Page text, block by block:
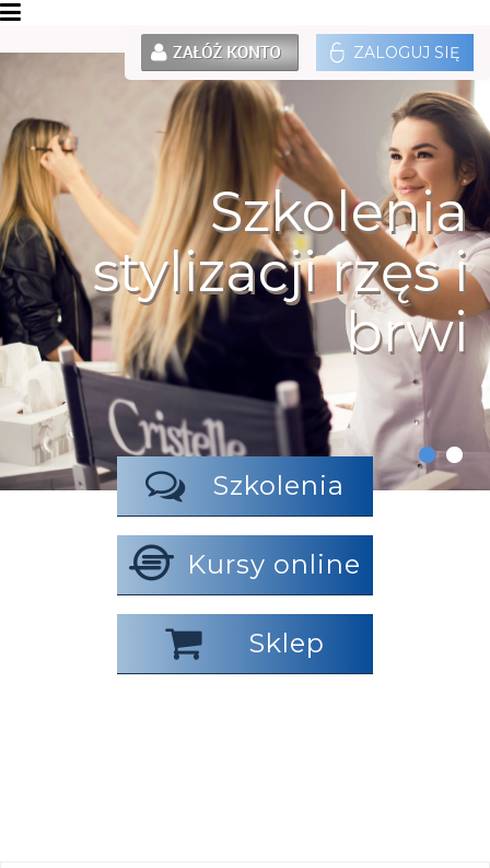
ZALOGUJ SIĘ
Szkolenia
stylizacji rzęs i
brwi
Szkolenia
Kursy online
Sklep